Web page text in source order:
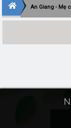
An Giang - Mẹ